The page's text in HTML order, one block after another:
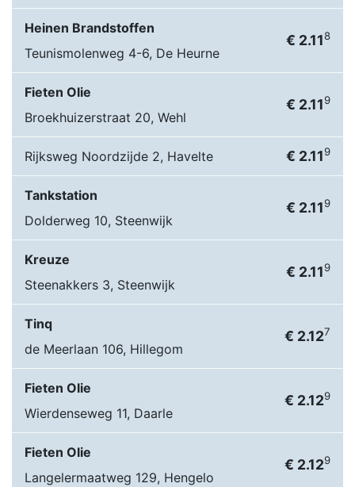
Heinen Brandstoffen
Teunismolenweg 4-6, De Heurne
€ 2.118
Fieten Olie
Broekhuizerstraat 20, Wehl
€ 2.119
Rijksweg Noordzijde 2, Havelte € 2.119
Tankstation
Dolderweg 10, Steenwijk
€ 2.119
Kreuze
Steenakkers 3, Steenwijk
€ 2.119
Tinq
de Meerlaan 106, Hillegom
€ 2.127
Fieten Olie
Wierdenseweg 11, Daarle
€ 2.129
Fieten Olie
Langelermaatweg 129, Hengelo
€ 2.129